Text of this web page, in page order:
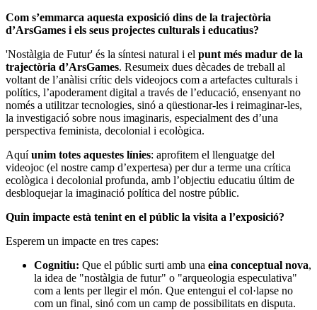
Com s’emmarca aquesta exposició dins de la trajectòria
d’ArsGames i els seus projectes culturals i educatius?
'Nostàlgia de Futur' és la síntesi natural i el punt més madur de la
trajectòria d’ArsGames. Resumeix dues dècades de treball al
voltant de l’anàlisi crític dels videojocs com a artefactes culturals i
polítics, l’apoderament digital a través de l’educació, ensenyant no
només a utilitzar tecnologies, sinó a qüestionar-les i reimaginar-les,
la investigació sobre nous imaginaris, especialment des d’una
perspectiva feminista, decolonial i ecològica.
Aquíunim totes aquestes línies: aprofitem el llenguatge del
videojoc (el nostre camp d’expertesa) per dur a terme una crítica
ecològica i decolonial profunda, amb l’objectiu educatiu últim de
desbloquejar la imaginació política del nostre públic.
Quin impacte està tenint en el públic la visita a l’exposició?
Esperem un impacte en tres capes:
Cognitiu: Que el públic surti amb una eina conceptual nova,
la idea de "nostàlgia de futur" o "arqueologia especulativa"
com a lents per llegir el món. Que entengui el col·lapse no
com un final, sinó com un camp de possibilitats en disputa.